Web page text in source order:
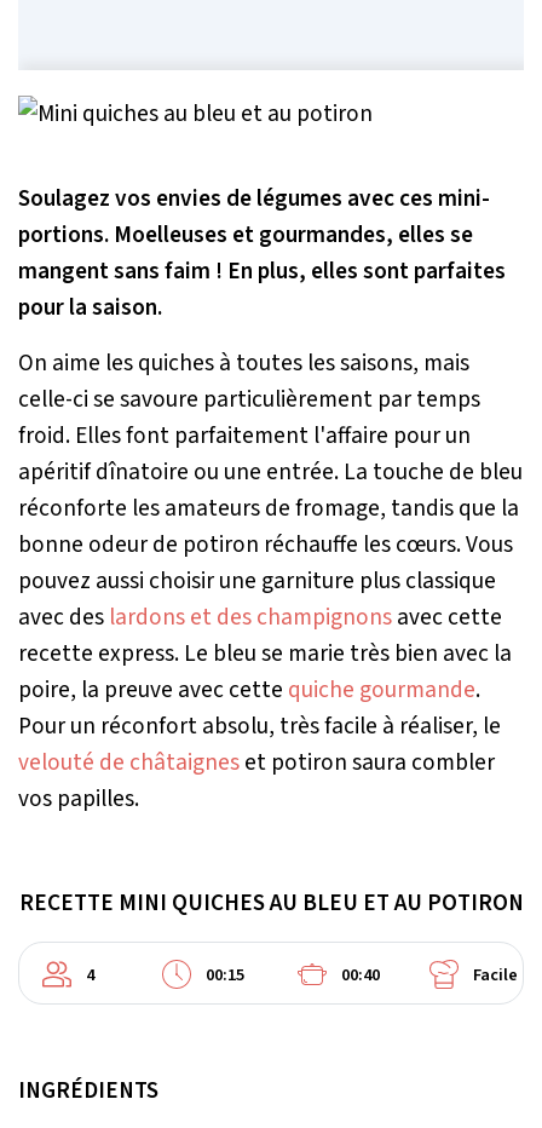
Soulagez vos envies de légumes avec ces mini-
portions. Moelleuses et gourmandes, elles se
mangent sans faim ! En plus, elles sont parfaites
pour la saison.
On aime les quiches à toutes les saisons, mais
celle-ci se savoure particulièrement par temps
froid. Elles font parfaitement l'affaire pour un
apéritif dînatoire ou une entrée. La touche de bleu
réconforte les amateurs de fromage, tandis que la
bonne odeur de potiron réchauffe les cœurs. Vous
pouvez aussi choisir une garniture plus classique
avec des lardons et des champignonsavec cette
recette express. Le bleu se marie très bien avec la
poire, la preuve avec cette quiche gourmande.
Pour un réconfort absolu, très facile à réaliser, le
velouté de châtaigneset potiron saura combler
vos papilles.
RECETTE MINI QUICHES AU BLEU ET AU POTIRON
4 00:15 00:40 Facile
INGRÉDIENTS